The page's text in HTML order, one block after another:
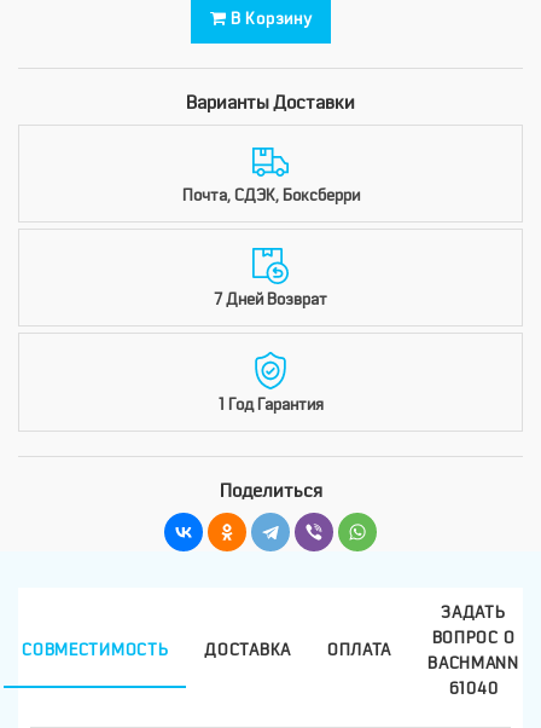
В Корзину
Варианты Доставки
Почта, СДЭК, Боксберри
7 Дней Возврат
1 Год Гарантия
Поделиться
СОВМЕСТИМОСТЬ ДОСТАВКА ОПЛАТА
ЗАДАТЬ
ВОПРОС О
BACHMANN
61040